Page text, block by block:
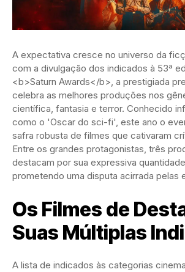
A expectativa cresce no universo da
com a divulgação dos indicados à 53ª
<b>Saturn Awards</b>, a prestigiada
celebra as melhores produções nos
científica, fantasia e terror. Conhecido
como o 'Oscar do sci-fi', este ano o
safra robusta de filmes que cativaram
Entre os grandes protagonistas, três
destacam por sua expressiva
prometendo uma disputa acirrada pelas
Os Filmes de
Suas Múltiplas
A lista de indicados às categorias